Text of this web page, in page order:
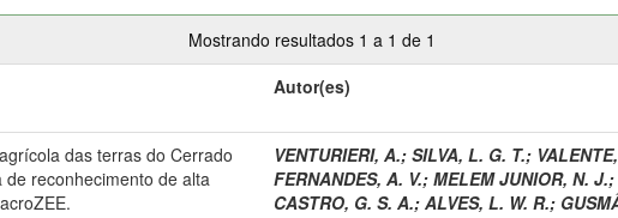
Mostrando resultados 1 a 1 de 1
Autor(es)
das terras do Cerrado
reconhecimento de alta
VENTURIERI, A.; SILVA, L. G. T.;
FERNANDES, A. V.; MELEM JUNIOR, N. J.;
CASTRO, G. S. A.; ALVES, L. W. R.;